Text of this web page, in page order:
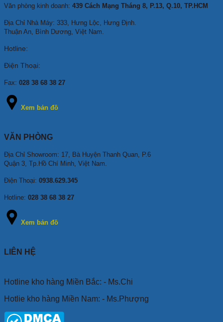
Văn phòng kinh doanh: 439 Cách Mạng Tháng 8, P.13, Q.10, TP.HCM
Địa Chỉ Nhà Máy: 333, Hưng Lộc, Hưng Định.
Thuận An, Bình Dương, Việt Nam.
Hotline:
Điện Thoại:
Fax: 028 38 68 38 27
Xem bản đồ
VĂN PHÒNG
Địa Chỉ Showroom: 17, Bà Huyện Thanh Quan, P.6
Quận 3, Tp.Hồ Chí Minh, Việt Nam.
Điện Thoại: 0938.629.345
Hotline: 028 38 68 38 27
Xem bản đồ
LIÊN HỆ
Hotline kho hàng Miền Bắc: - Ms.Chi
Hotlie kho hàng Miền Nam: - Ms.Phượng